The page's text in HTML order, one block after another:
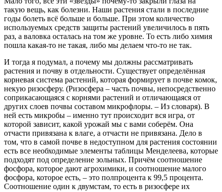
такую вещь, как болезни. Наши растения стали в последние
годы болеть всё больше и больше. При этом количество
используемых средств защиты растений увеличилось в пять
раз, а валовка осталась на том же уровне. То есть либо химия
пошла какая-то не такая, либо мы делаем что-то не так.
И тогда я подумал, а почему мы должны рассматривать
растения и почву в отдельности. Существует определённая
корневая система растений, которая формирует в почве комок,
некую ризосферу. (Ризосфера – часть почвы, непосредственно
соприкасающаяся с корнями растений и отличающаяся от
других слоев почвы составом микрофлоры. – Из словаря). В
ней есть микробы – именно тут происходит вся игра, от
которой зависит, какой урожай мы с вами соберём. Она
отчасти привязана к влаге, а отчасти не привязана. Дело в
том, что в самой почве в недоступном для растения состоянии
есть все необходимые элементы таблицы Менделеева, которые
подходят под определение зольных. Причём соотношение
фосфора, которое дают агрохимики, и соотношение малого
фосфора, которое есть, – это полпроцента к 99,5 процента.
Соотношение один к двумстам, то есть в ризосфере их